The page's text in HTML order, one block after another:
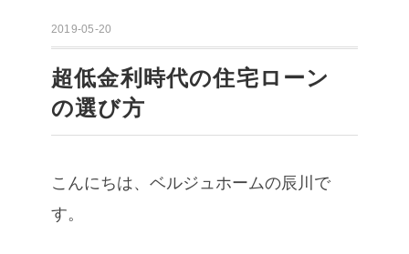
2019-05-20
超低金利時代の住宅ローン
の選び方
こんにちは、ベルジュホームの辰川で
す。